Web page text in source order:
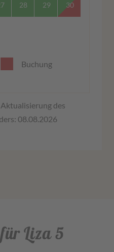
28 29 30
Buchung
des
08.08.2026
Liza 5